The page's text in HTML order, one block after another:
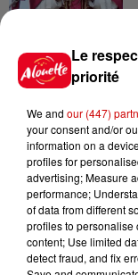
Jeux
Le
priorité
We and our (447)
your consent and/or
information on a
profiles for
advertising; Measure
performance;
of data from different
profiles to personalise
content; Use limited
detect fraud, and fix